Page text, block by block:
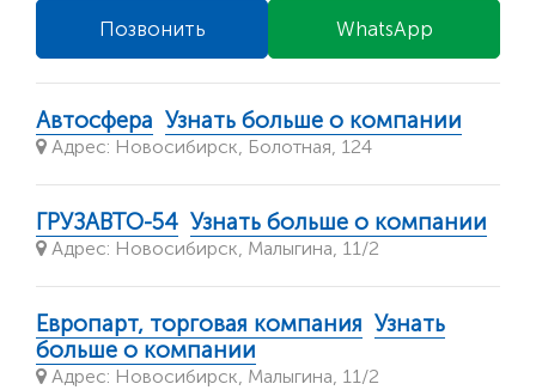
WhatsApp
Позвонить
Автосфера Узнать больше о компании
Адрес: Новосибирск, Болотная, 124
ГРУЗАВТО-54 Узнать больше о компании
Адрес: Новосибирск, Малыгина, 11/2
Европарт, торговая компания Узнать
больше о компании
Адрес: Новосибирск, Малыгина, 11/2